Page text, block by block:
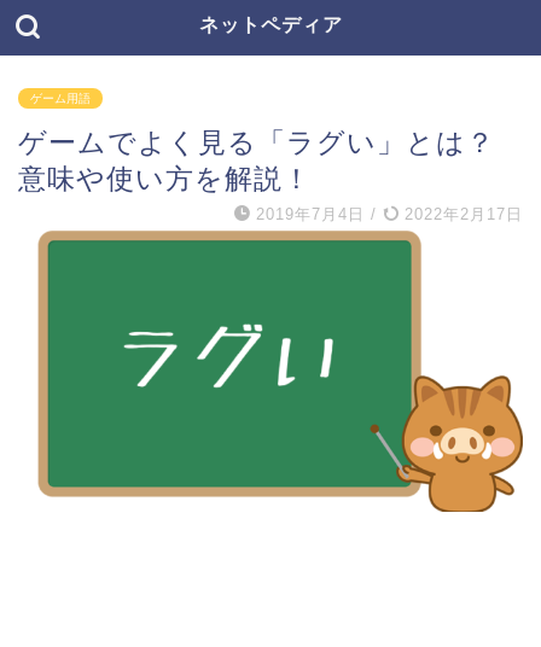
ネットペディア
ゲーム用語
ゲームでよく見る「ラグい」とは？
意味や使い方を解説！
2019年7月4日 / 2022年2月17日